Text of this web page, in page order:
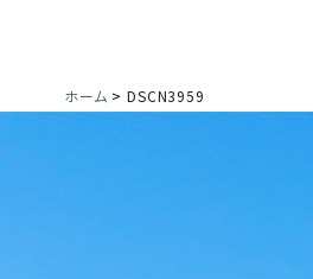
ホーム DSCN3959